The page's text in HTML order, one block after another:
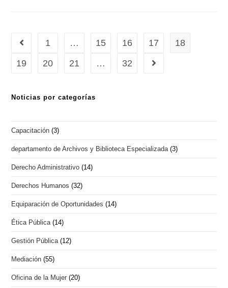
1 … 15 16 17
18
19
20 21 … 32
Noticias por categorías
Capacitación (3)
departamento de Archivos y Biblioteca Especializada (3)
Derecho Administrativo (14)
Derechos Humanos (32)
Equiparación de Oportunidades (14)
Ética Pública (14)
Gestión Pública (12)
Mediación (55)
Oficina de la Mujer (20)